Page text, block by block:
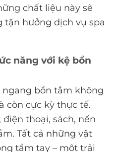
chất liệu này sẽ
tận hưởng dịch vụ spa
năng với kệ bồn
ngang bồn tắm không
còn cực kỳ thực tế.
thoại, sách, nến
Tất cả những vật
tầm tay – một trải